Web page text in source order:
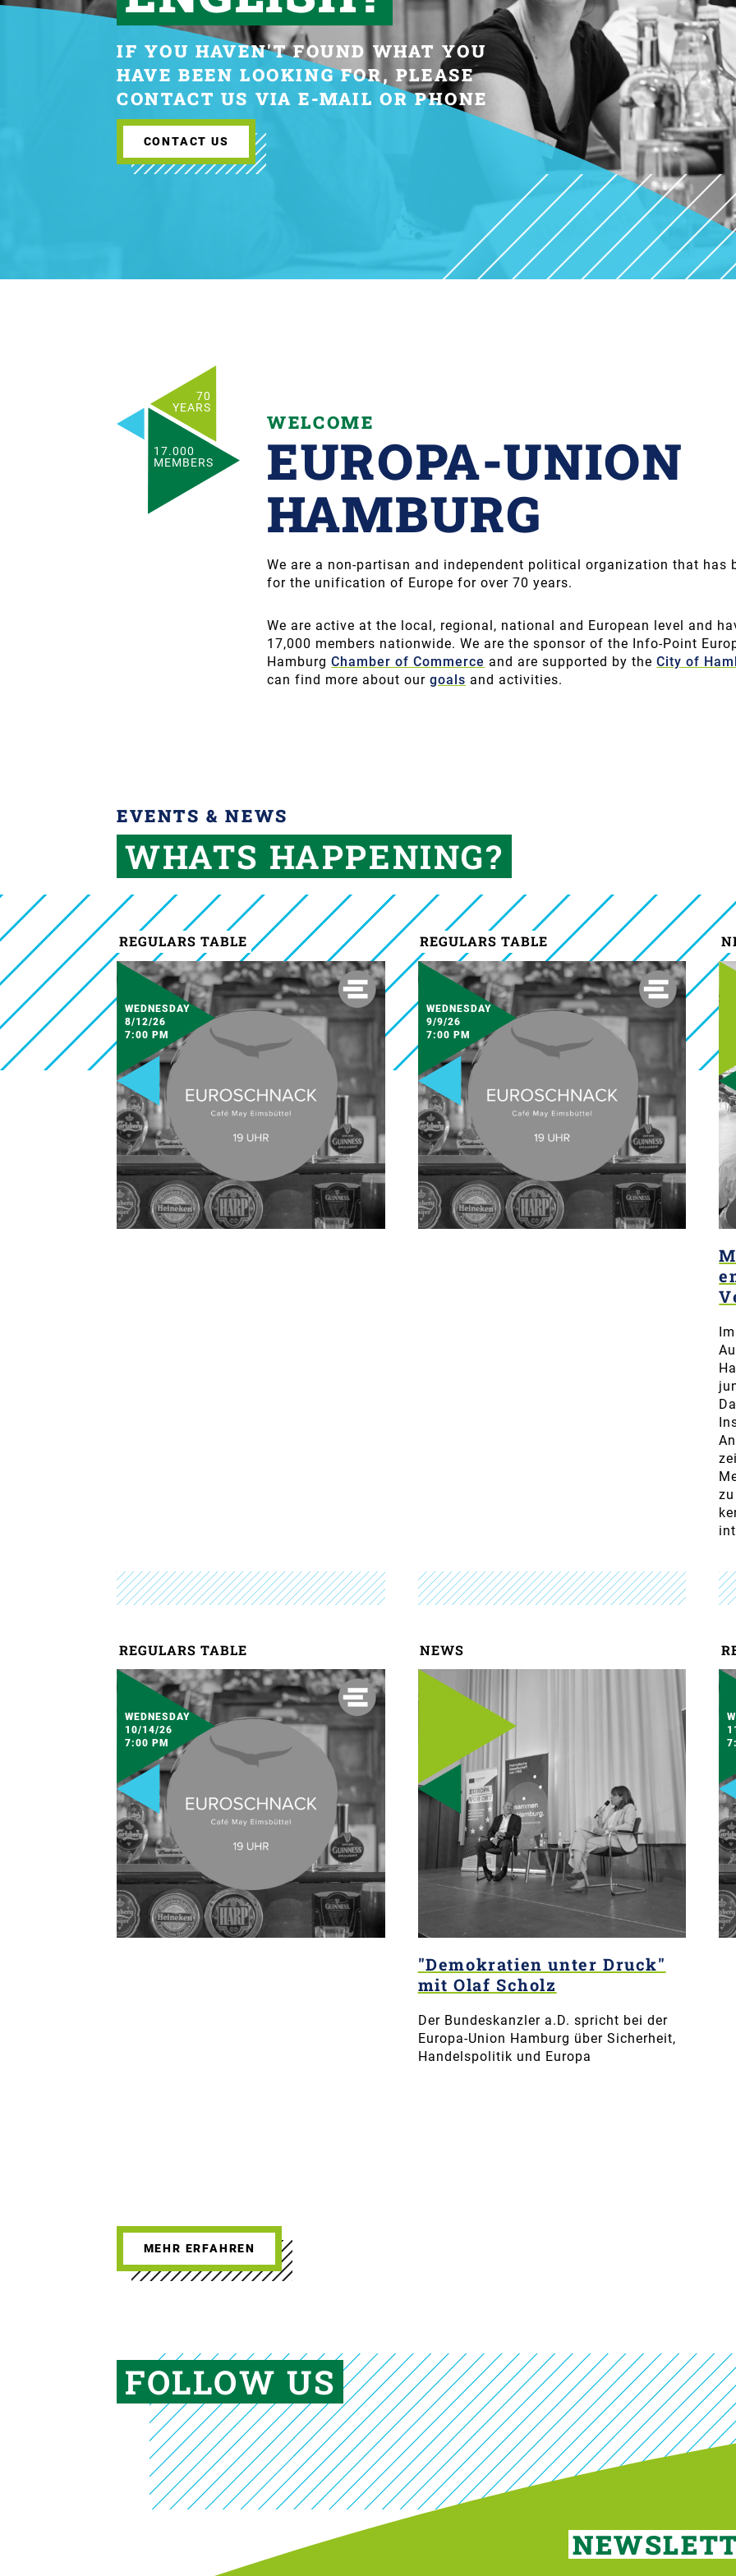
IF YOU HAVEN'T FOUND WHAT YOU
HAVE BEEN LOOKING FOR, PLEASE
CONTACT US VIA E-MAIL OR PHONE
CONTACT US
70
YEARS
17.000
MEMBERS
WELCOME
EUROPA-UNION
HAMBURG
We are a non-partisan and independent political organization that has
for the unification of Europe for over 70 years.
We are active at the local, regional, national and European level and
17,000 members nationwide. We are the sponsor of the Info-Point
HamburgChamber of Commerce and are supported by theCity of
can find more about ourgoals and activities.
EVENTS & NEWS
WHATS HAPPENING?
REGULARS TABLE
WEDNESDAY
8/12/26
7:00 PM
REGULARS TABLE
WEDNESDAY
9/9/26
7:00 PM
REGULARS TABLE
WEDNESDAY
10/14/26
7:00 PM
NEWS
"Demokratien unter Druck"
mit Olaf Scholz
Der Bundeskanzler a.D. spricht bei der
Europa-Union Hamburg über Sicherheit,
Handelspolitik und Europa
MEHR ERFAHREN
FOLLOW US